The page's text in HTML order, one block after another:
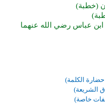
(خطبة)
ابن عباس رضي الله عنهما
الكلمة)
الشريعة)
خاصة)